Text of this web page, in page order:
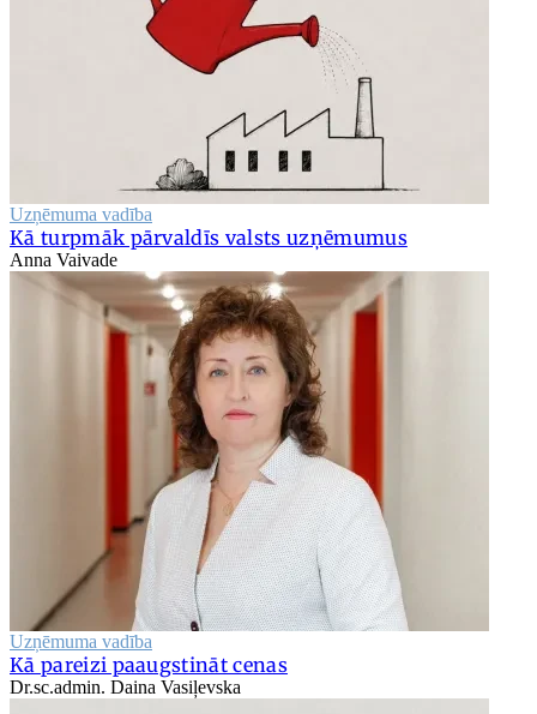
Uzņēmuma vadība
Kā turpmāk pārvaldīs valsts uzņēmumus
Anna Vaivade
Uzņēmuma vadība
Kā pareizi paaugstināt cenas
Dr.sc.admin. Daina Vasiļevska